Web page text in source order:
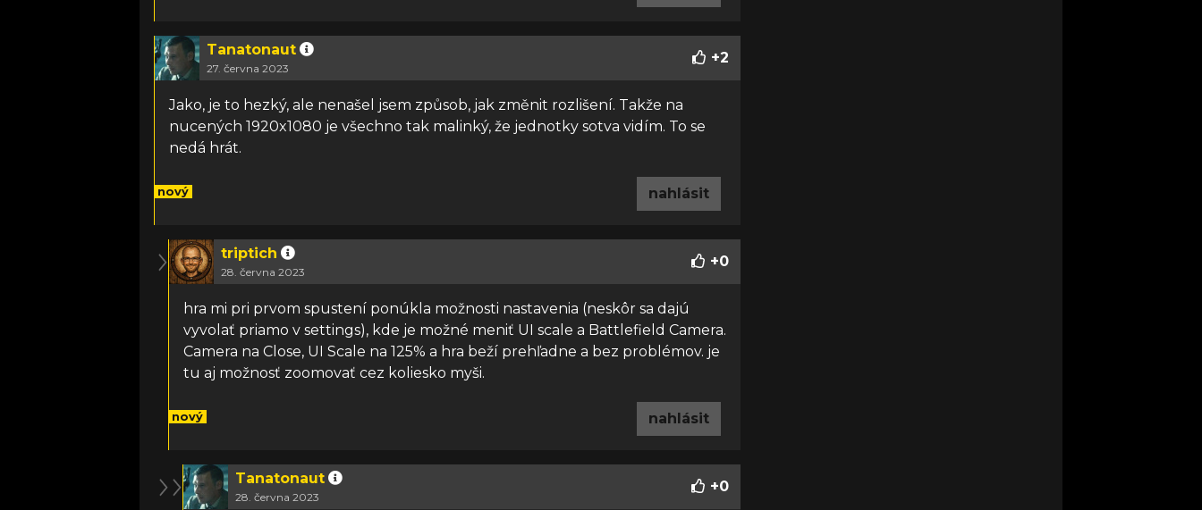
Tanatonaut
27. června 2023
+2
Jako, je to hezký, ale nenašel jsem způsob, jak změnit rozlišení. Takže na
nucených 1920x1080 je všechno tak malinký, že jednotky sotva vidím. To se
nedá hrát.
nový nahlásit
triptich
28. června 2023
+0
hra mi pri prvom spustení ponúkla možnosti nastavenia (neskôr sa dajú
vyvolať priamo v settings), kde je možné meniť UI scale a Battlefield Camera.
Camera na Close, UI Scale na 125% a hra beží prehľadne a bez problémov. je
tu aj možnosť zoomovať cez koliesko myši.
nový nahlásit
Tanatonaut
28. června 2023
+0